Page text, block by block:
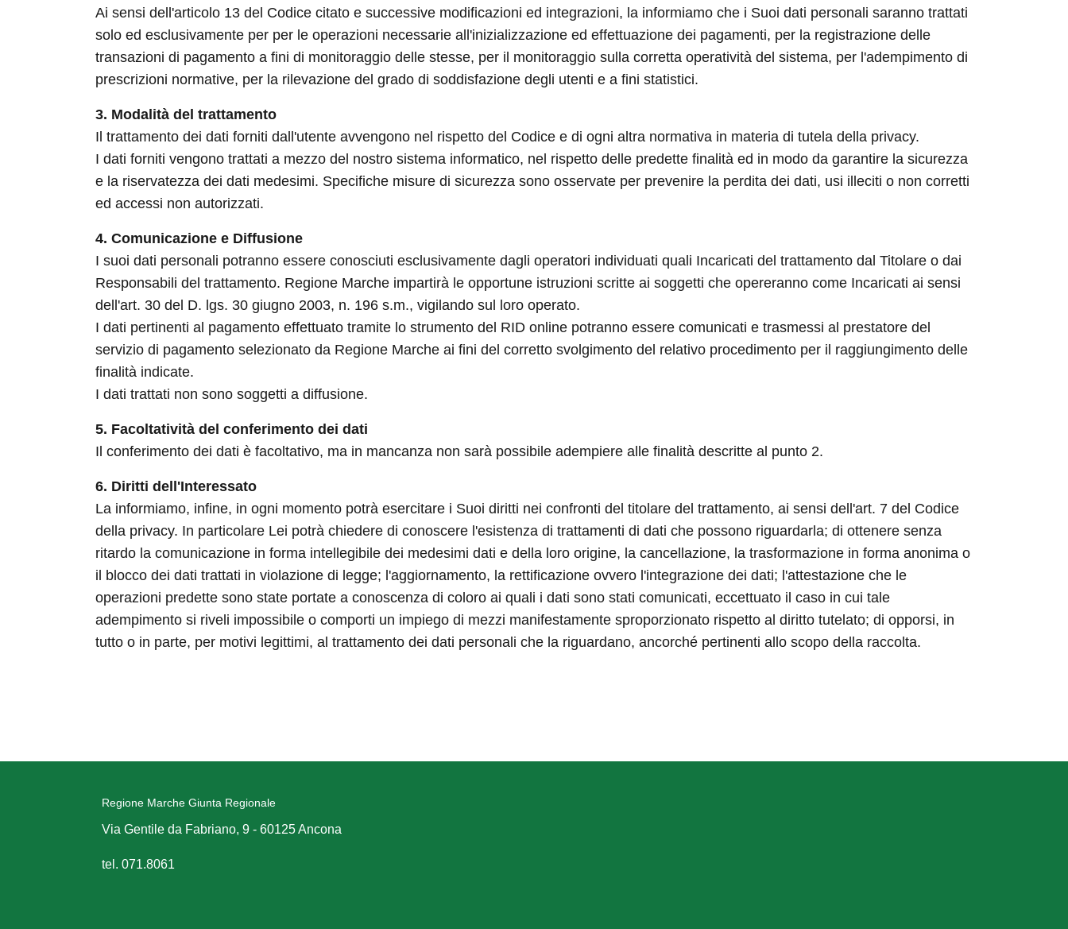
Ai sensi dell'articolo 13 del Codice citato e successive modificazioni ed integrazioni, la informiamo che i Suoi dati personali saranno trattati
solo ed esclusivamente per per le operazioni necessarie all'inizializzazione ed effettuazione dei pagamenti, per la registrazione delle
transazioni di pagamento a fini di monitoraggio delle stesse, per il monitoraggio sulla corretta operatività del sistema, per l'adempimento di
prescrizioni normative, per la rilevazione del grado di soddisfazione degli utenti e a fini statistici.
3. Modalità del trattamento
Il trattamento dei dati forniti dall'utente avvengono nel rispetto del Codice e di ogni altra normativa in materia di tutela della privacy.
I dati forniti vengono trattati a mezzo del nostro sistema informatico, nel rispetto delle predette finalità ed in modo da garantire la sicurezza
e la riservatezza dei dati medesimi. Specifiche misure di sicurezza sono osservate per prevenire la perdita dei dati, usi illeciti o non corretti
ed accessi non autorizzati.
4. Comunicazione e Diffusione
I suoi dati personali potranno essere conosciuti esclusivamente dagli operatori individuati quali Incaricati del trattamento dal Titolare o dai
Responsabili del trattamento. Regione Marche impartirà le opportune istruzioni scritte ai soggetti che opereranno come Incaricati ai sensi
dell'art. 30 del D. lgs. 30 giugno 2003, n. 196 s.m., vigilando sul loro operato.
I dati pertinenti al pagamento effettuato tramite lo strumento del RID online potranno essere comunicati e trasmessi al prestatore del
servizio di pagamento selezionato da Regione Marche ai fini del corretto svolgimento del relativo procedimento per il raggiungimento delle
finalità indicate.
I dati trattati non sono soggetti a diffusione.
5. Facoltatività del conferimento dei dati
Il conferimento dei dati è facoltativo, ma in mancanza non sarà possibile adempiere alle finalità descritte al punto 2.
6. Diritti dell'Interessato
La informiamo, infine, in ogni momento potrà esercitare i Suoi diritti nei confronti del titolare del trattamento, ai sensi dell'art. 7 del Codice
della privacy. In particolare Lei potrà chiedere di conoscere l'esistenza di trattamenti di dati che possono riguardarla; di ottenere senza
ritardo la comunicazione in forma intellegibile dei medesimi dati e della loro origine, la cancellazione, la trasformazione in forma anonima o
il blocco dei dati trattati in violazione di legge; l'aggiornamento, la rettificazione ovvero l'integrazione dei dati; l'attestazione che le
operazioni predette sono state portate a conoscenza di coloro ai quali i dati sono stati comunicati, eccettuato il caso in cui tale
adempimento si riveli impossibile o comporti un impiego di mezzi manifestamente sproporzionato rispetto al diritto tutelato; di opporsi, in
tutto o in parte, per motivi legittimi, al trattamento dei dati personali che la riguardano, ancorché pertinenti allo scopo della raccolta.
Regione Marche Giunta Regionale
Via Gentile da Fabriano, 9 - 60125 Ancona
tel. 071.8061